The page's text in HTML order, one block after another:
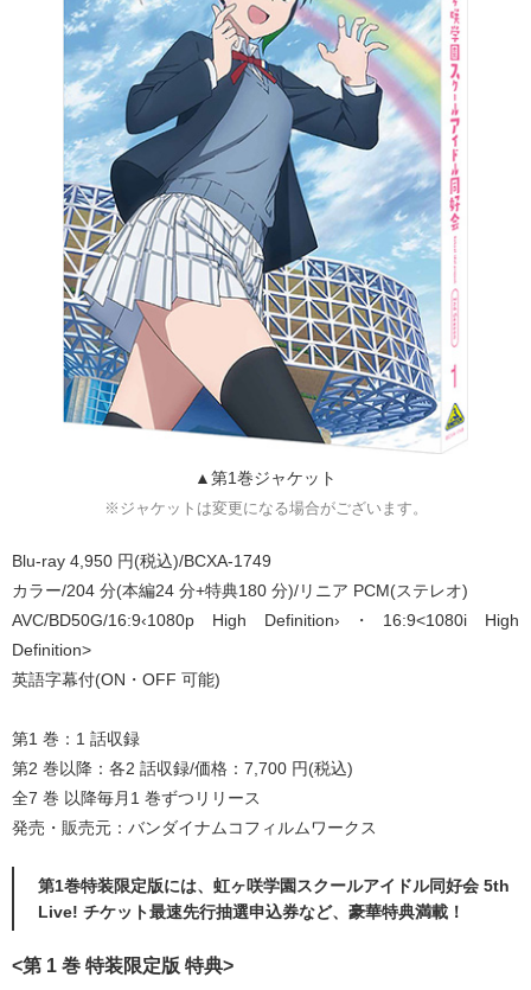
▲第1巻ジャケット
※ジャケットは変更になる場合がございます。
Blu-ray 4,950 円(税込)/BCXA-1749
カラー/204 分(本編24 分+特典180 分)/リニア PCM(ステレオ)
AVC/BD50G/16:9‹1080p High Definition›・16:9<1080i High
Definition>
英語字幕付(ON・OFF 可能)
第1 巻：1 話収録
第2 巻以降：各2 話収録/価格：7,700 円(税込)
全7 巻 以降毎月1 巻ずつリリース
発売・販売元：バンダイナムコフィルムワークス
第1巻特装限定版には、虹ヶ咲学園スクールアイドル同好会 5th
Live! チケット最速先行抽選申込券など、豪華特典満載！
<第 1 巻 特装限定版 特典>